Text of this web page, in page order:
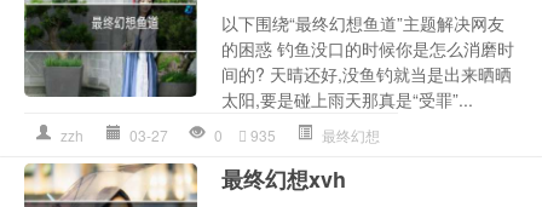
以下围绕“最终幻想鱼道”主题解决网友
的困惑 钓鱼没口的时候你是怎么消磨时
间的? 天晴还好,没鱼钓就当是出来晒晒
太阳,要是碰上雨天那真是“受罪”...
zzh 03-27 0 935 最终幻想
最终幻想xvh